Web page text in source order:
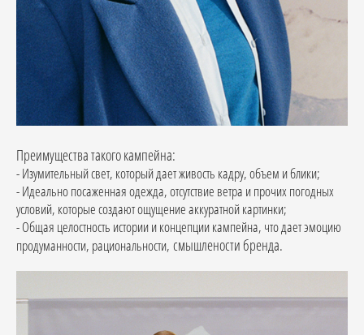
Преимущества такого кампейна:
- Изумительный свет, который дает живость кадру, объем и блики;
- Идеально посаженная одежда, отсутствие ветра и прочих погодных
условий, которые создают ощущение аккуратной картинки;
- Общая целостность истории и концепции кампейна, что дает эмоцию
продуманности, рациональности, смышлености бренда.